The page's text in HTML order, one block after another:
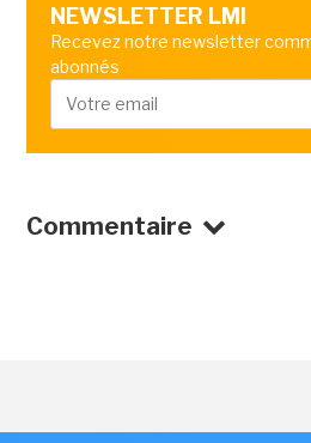
NEWSLETTER LMI
Recevez notre newsletter
abonnés
Commentaire